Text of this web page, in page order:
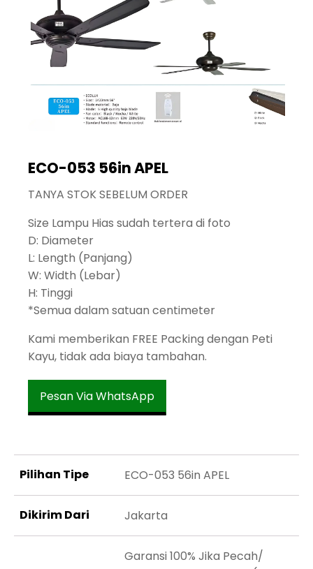
ECO-053 56in APEL
TANYA STOK SEBELUM ORDER
Size Lampu Hias sudah tertera di foto
D: Diameter
L: Length (Panjang)
W: Width (Lebar)
H: Tinggi
*Semua dalam satuan centimeter
Kami memberikan FREE Packing dengan Peti
Kayu, tidak ada biaya tambahan.
Pesan Via WhatsApp
Pilihan Tipe ECO-053 56in APEL
Dikirim Dari Jakarta
Garansi 100% Jika Pecah/